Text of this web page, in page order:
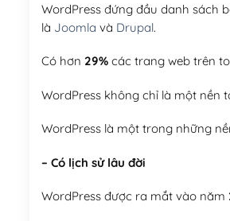
WordPress đứng đầu danh sách
là Joomla và Drupal.
Có hơn 29%các trang web trên
WordPress không chỉ là một nền
WordPress là một trong những
– Có lịch sử lâu đời
WordPress được ra mắt vào năm